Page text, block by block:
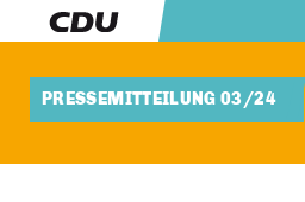
PRESSEMITTEILUNG 03/24